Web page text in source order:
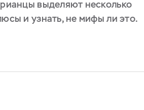
выделяют несколько
и узнать, не мифы ли это.